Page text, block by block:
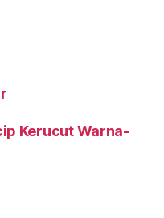
Kerucut Warna-